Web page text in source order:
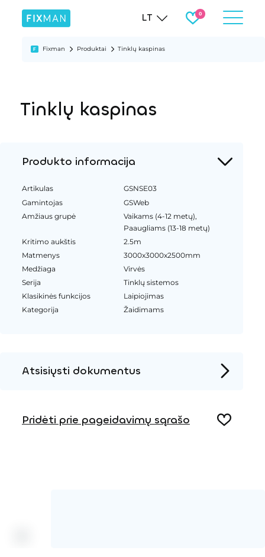
LT
Fixman Produktai Tinklų kaspinas
Tinklų kaspinas
Produkto informacija
Artikulas
GSNSE03
Gamintojas
GSWeb
Amžiaus grupė
Vaikams (4-12 metų),
Paaugliams (13-18 metų)
Kritimo aukštis
2.5m
Matmenys
3000x3000x2500mm
Medžiaga
Virvės
Serija
Tinklų sistemos
Klasikinės funkcijos
Laipiojimas
Kategorija
Žaidimams
Atsisiųsti dokumentus
Pridėti prie pageidavimų sąrašo